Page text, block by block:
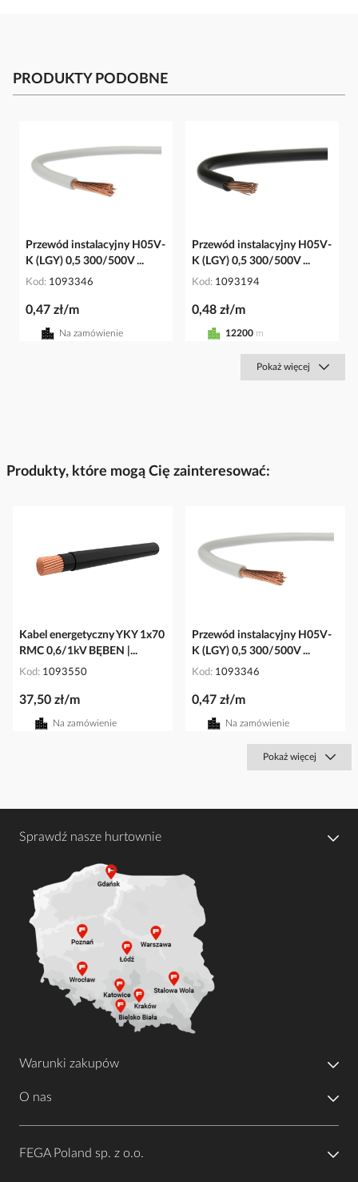
PRODUKTY PODOBNE
Przewód instalacyjny H05V-
K (LGY) 0,5 300/500V ...
Kod 1093346
0,47 zł/m
Na zamówienie
Przewód instalacyjny H05V-
K (LGY) 0,5 300/500V ...
Kod 1093194
0,48 zł/m
12200 m
Pokaż więcej
Produkty, które mogą Cię zainteresować:
Kabel energetyczny YKY 1x70
RMC 0,6/1kV BĘBEN |...
Kod 1093550
37,50 zł/m
Na zamówienie
Przewód instalacyjny H05V-
K (LGY) 0,5 300/500V ...
Kod 1093346
0,47 zł/m
Na zamówienie
Pokaż więcej
Sprawdź nasze hurtownie
Warunki zakupów
O nas
FEGA Poland sp. z o.o.